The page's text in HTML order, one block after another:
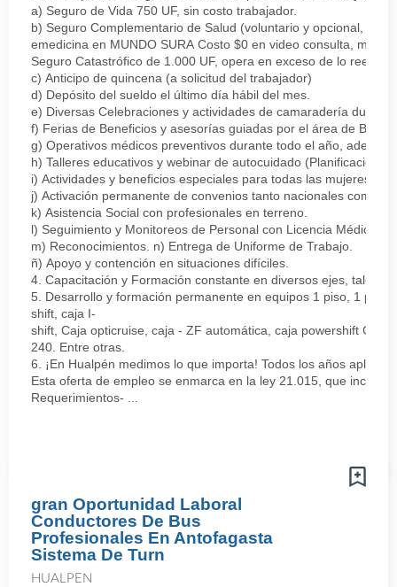
a) Seguro de Vida 750 UF, sin costo trabajador.
b) Seguro Complementario de Salud (voluntario y opcional, de
emedicina en MUNDO SURA Costo $0 en video consulta,
Seguro Catastrófico de 1.000 UF, opera en exceso de lo
c) Anticipo de quincena (a solicitud del trabajador)
d) Depósito del sueldo el último día hábil del mes.
e) Diversas Celebraciones y actividades de camaradería
f) Ferias de Beneficios y asesorías guiadas por el área de
g) Operativos médicos preventivos durante todo el año,
h) Talleres educativos y webinar de autocuidado (Planificación
i) Actividades y beneficios especiales para todas las mujeres
j) Activación permanente de convenios tanto nacionales como
k) Asistencia Social con profesionales en terreno.
l) Seguimiento y Monitoreos de Personal con Licencia Médica.
m) Reconocimientos. n) Entrega de Uniforme de Trabajo.
ñ) Apoyo y contención en situaciones difíciles.
4. Capacitación y Formación constante en diversos ejes, tales
5. Desarrollo y formación permanente en equipos 1 piso, 1
shift, caja I-
shift, Caja opticruise, caja - ZF automática, caja powershift GO-
240. Entre otras.
6. ¡En Hualpén medimos lo que importa! Todos los años
Esta oferta de empleo se enmarca en la ley 21.015, que
Requerimientos- ...
gran Oportunidad Laboral
Conductores De Bus
Profesionales En Antofagasta
Sistema De Turn
HUALPEN